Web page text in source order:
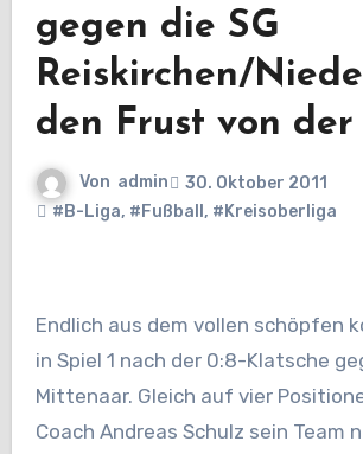
gegen die SG
Reiskirchen/
den Frust von der
Von admin
30. Oktober 2011
#B-Liga, #Fußball , #Kreisoberliga
Endlich aus dem vollen schöpfen konnte der RSV
in Spiel 1 nach der 0:8-Klatsche
Mittenaar. Gleich auf vier
Coach Andreas Schulz sein Team